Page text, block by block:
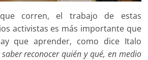
corren, el trabajo de estas
activistas es más importante que
que aprender, como dice Italo
reconocer quién y qué, en medio